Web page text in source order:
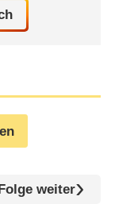
weiter